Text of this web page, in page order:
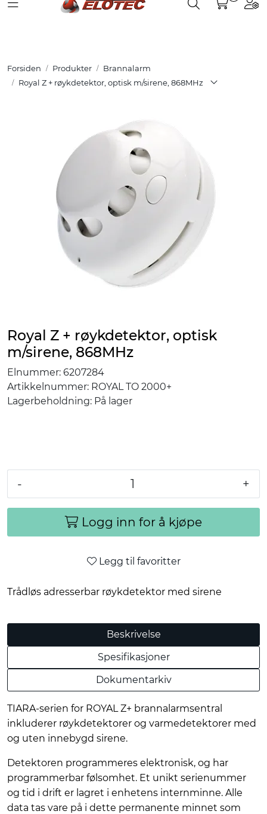
Skip to main content Partnerweb
Toggle navigation Toggle search
Forsiden Produkter
Brannalarm
Royal Z + røykdetektor, optisk m/sirene, 868MHz
Royal Z + røykdetektor, optisk
m/sirene, 868MHz
Elnummer: 6207284
Artikkelnummer: ROYAL TO 2000+
Lagerbeholdning: På lager
- +
Logg inn for å kjøpe
Legg til favoritter
Trådløs adresserbar røykdetektor med sirene
Beskrivelse
Spesifikasjoner
Dokumentarkiv
TIARA-serien for ROYAL Z+ brannalarmsentral
inkluderer røykdetektorer og varmedetektorer med
og uten innebygd sirene.
Detektoren programmeres elektronisk, og har
programmerbar følsomhet. Et unikt serienummer
og tid i drift er lagret i enhetens internminne. Alle
data tas vare på i dette permanente minnet som
Løsninger
Referanser
Nettbutikk